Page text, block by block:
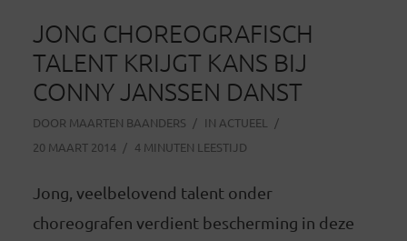
JONG CHOREOGRAFISCH
TALENT KRIJGT KANS BIJ
CONNY JANSSEN DANST
DOOR MAARTEN BAANDERS IN ACTUEEL
20 MAART 2014
4 MINUTEN LEESTIJD
Jong, veelbelovend talent onder
choreografen verdient bescherming in deze